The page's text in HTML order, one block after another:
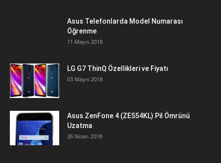
Asus Telefonlarda Model Numarası
Öğrenme
11 Mayıs 2018
LG G7 ThinQ Özellikleri ve Fiyatı
03 Mayıs 2018
Asus ZenFone 4 (ZE554KL) Pil Ömrünü
Uzatma
26 Nisan 2018